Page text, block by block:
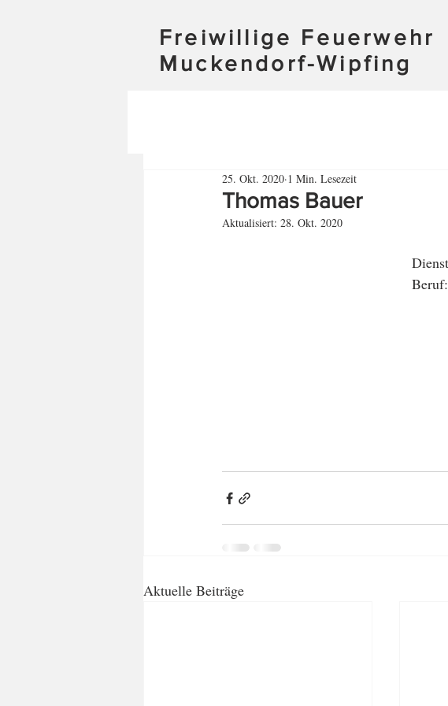
Freiwillige Feuerwehr
Muckendorf-Wipfing
Thomas Bauer
25. Okt. 2020 1 Min. Lesezeit
Aktualisiert: 28. Okt. 2020
Aktuelle Beiträge